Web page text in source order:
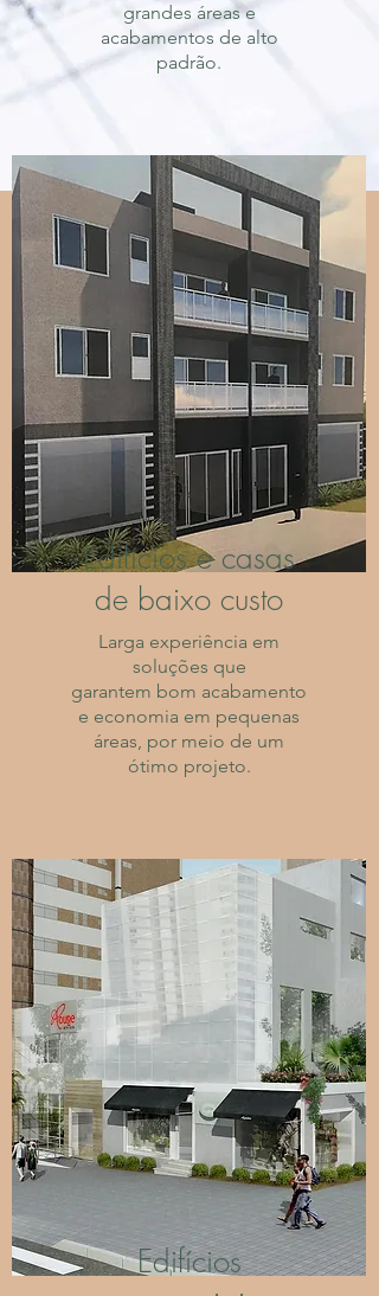
grandes áreas e
acabamentos de alto
padrão.
Edifícios e casas
de baixo custo
Larga experiência em
soluções que
garantem bom acabamento
e economia em pequenas
áreas, por meio de um
ótimo projeto.
Edifícios